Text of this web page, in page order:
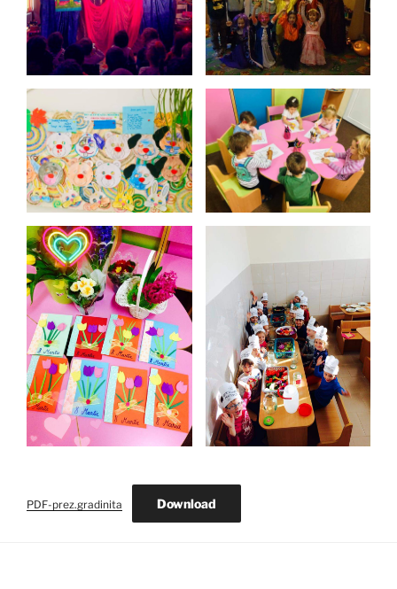
PDF-prez.gradinita Download